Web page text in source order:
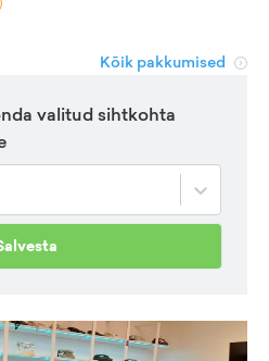
Kõik pakkumised
valitud sihtkohta